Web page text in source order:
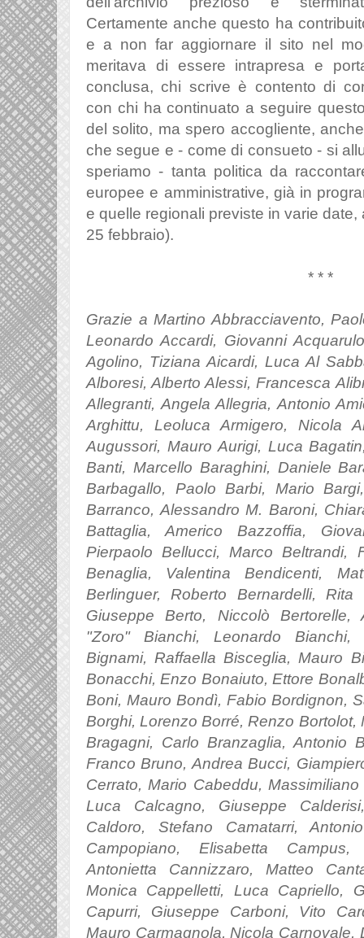
Certamente anche questo ha
e a non far aggiornare il sito nel
meritava di essere intrapresa e
conclusa, chi scrive è contento di
con chi ha continuato a seguire
del solito, ma spero accogliente,
che segue e - come di consueto - si
speriamo - tanta politica da
europee e amministrative, già in
e quelle regionali previste in varie
25 febbraio).
* * *
Grazie a Martino Abbracciavento,
Leonardo Accardi, Giovanni
Agolino, Tiziana Aicardi, Luca Al
Alboresi, Alberto Alessi, Francesca
Allegranti, Angela Allegria, Antonio
Arghittu, Leoluca Armigero, Nicola
Augussori, Mauro Aurigi, Luca
Banti, Marcello Baraghini, Daniele
Barbagallo, Paolo Barbi, Mario
Barranco, Alessandro M. Baroni,
Battaglia, Americo Bazzoffia,
Pierpaolo Bellucci, Marco Beltrandi,
Benaglia, Valentina Bendicenti,
Berlinguer, Roberto Bernardelli,
Giuseppe Berto, Niccolò Bertorelle,
"Zoro" Bianchi, Leonardo Bianchi,
Bignami, Raffaella Bisceglia, Mauro
Bonacchi, Enzo Bonaiuto, Ettore
Boni, Mauro Bondì, Fabio Bordignon,
Borghi, Lorenzo Borré, Renzo
Bragagni, Carlo Branzaglia, Antonio
Franco Bruno, Andrea Bucci,
Cerrato, Mario Cabeddu,
Luca Calcagno, Giuseppe
Caldoro, Stefano Camatarri,
Campopiano, Elisabetta
Antonietta Cannizzaro, Matteo
Monica Cappelletti, Luca Capriello,
Capurri, Giuseppe Carboni, Vito
Mauro Carmagnola, Nicola Carnovale,